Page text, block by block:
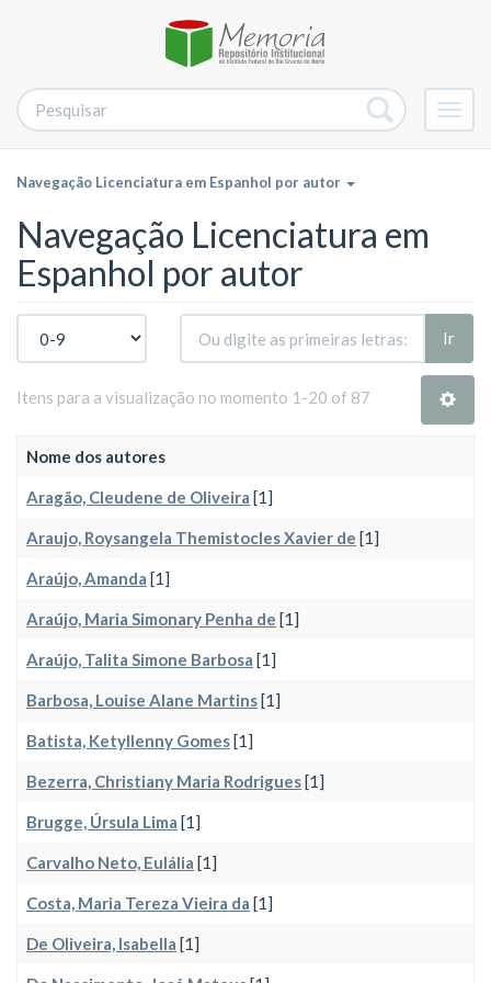
Navegação Licenciatura em Espanhol por autor
Navegação Licenciatura em
Espanhol por autor
Ir
Itens para a visualização no momento 1-20 of 87
Nome dos autores
Aragão, Cleudene de Oliveira [1]
Araujo, Roysangela Themistocles Xavier de [1]
Araújo, Amanda [1]
Araújo, Maria Simonary Penha de [1]
Araújo, Talita Simone Barbosa [1]
Barbosa, Louise Alane Martins[1]
Batista, Ketyllenny Gomes[1]
Bezerra, Christiany Maria Rodrigues[1]
Brugge, Úrsula Lima [1]
Carvalho Neto, Eulália [1]
Costa, Maria Tereza Vieira da [1]
De Oliveira, Isabella [1]